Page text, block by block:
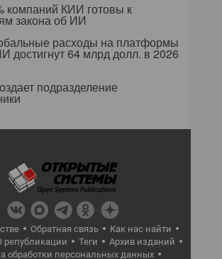
компаний КИИ готовы к
закона об ИИ
расходы на платформы
достигнут 64 млрд долл. в 2026
подразделение
Обратная связь
Как нас найти
републикации Теги
Архив изданий
обработки персональных данных